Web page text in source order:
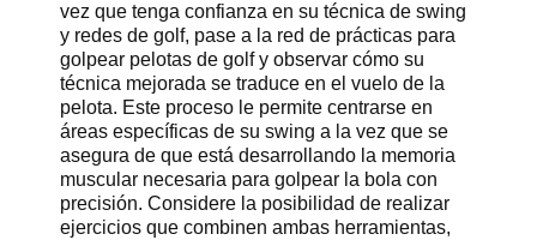
vez que tenga confianza en su técnica de swing
y redes de golf, pase a la red de prácticas para
golpear pelotas de golf y observar cómo su
técnica mejorada se traduce en el vuelo de la
pelota. Este proceso le permite centrarse en
áreas específicas de su swing a la vez que se
asegura de que está desarrollando la memoria
muscular necesaria para golpear la bola con
precisión. Considere la posibilidad de realizar
ejercicios que combinen ambas herramientas,